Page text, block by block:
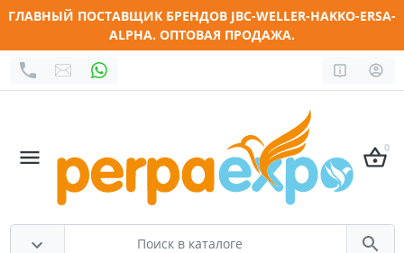
ГЛАВНЫЙ ПОСТАВЩИК БРЕНДОВ JBC-WELLER-HAKKO-ERSA-
ALPHA. ОПТОВАЯ ПРОДАЖА.
0